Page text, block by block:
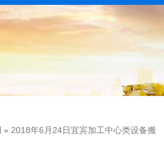
» 2018年6月24日宜宾加工中心类设备搬